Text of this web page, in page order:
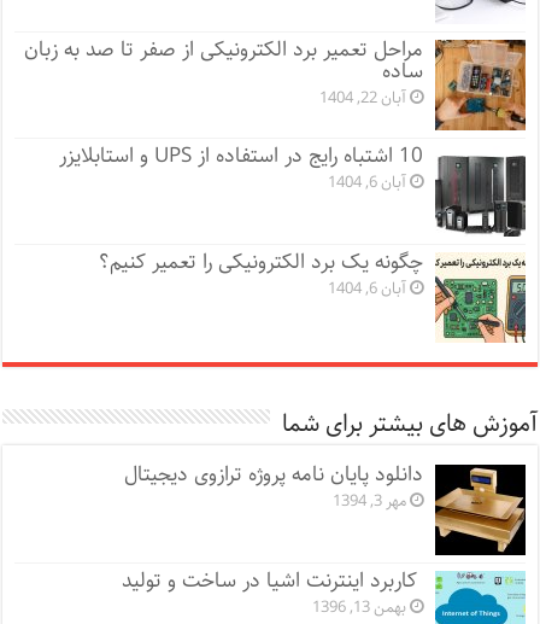
مراحل تعمیر برد الکترونیکی از صفر تا صد به زبان
ساده
آبان 22, 1404
10 اشتباه رایج در استفاده از UPS و استابلایزر
آبان 6, 1404
چگونه یک برد الکترونیکی را تعمیر کنیم؟
آبان 6, 1404
آموزش های بیشتر برای شما
دانلود پایان نامه پروژه ترازوی دیجیتال
مهر 3, 1394
کاربرد اینترنت اشیا در ساخت و تولید
بهمن 13, 1396